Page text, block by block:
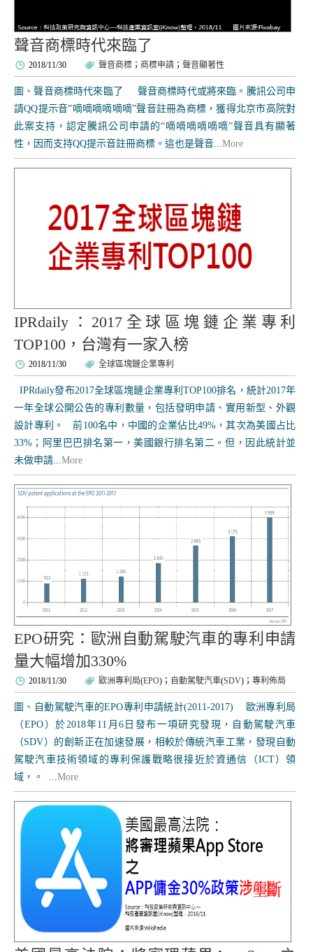
聲音商標時代來臨了
2018/11/30 聲音商標 ； 商標申請 ； 聲音顯著性
圖、聲音商標時代來臨了 聲音商標時代或將來臨。騰訊公司申
請QQ提示音”嘀嘀嘀嘀嘀嘀”聲音註冊為商標，獲得北京市高院對
此案支持，認定騰訊公司申請的“嘀嘀嘀嘀嘀嘀”聲音具有顯著
性，因而支持QQ提示音註冊商標。這也是聲音...More
IPRdaily：2017全球區塊鏈企業專利
TOP100，台灣有一家入榜
2018/11/30 全球區塊鏈企業專利
IPRdaily發布2017全球區塊鏈企業專利TOP100排名，統計2017年
一年全球公開公告的專利數量，包括發明申請、實用新型、外觀
設計專利。 前100名中，中國的企業佔比49%，其次為美國占比
33%；阿里巴巴排名第一，美國銀行排名第二。但，因此統計並
未做申請...More
EPO研究：歐洲自動駕駛汽車的專利申請
量大幅增加330%
2018/11/30 歐洲專利局(EPO)； 自動駕駛汽車(SDV)； 專利佈局
圖、自動駕駛汽車的EPO專利申請統計(2011-2017) 歐洲專利局
（EPO）於2018年11月6日發布一項研究發現，自動駕駛汽車
（SDV）的創新正在加速發展，相較於傳統汽車工業，發現自動
駕駛汽車技術領域的專利保護戰略很接近於資通信（ICT）領
域，。 ...More